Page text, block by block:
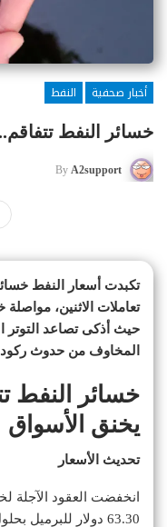
أخبار صحفية
النفط
خسائر النفط
By A2support
تكبدت أسعار النفط
تعاملات الاثنين،
حيث أذكى تصاعد التوتر
المخاوف من حدوث
خسائر النفط
يخنق الأسواق
تحديث الأسعار
انخفضت العقود الآجلة